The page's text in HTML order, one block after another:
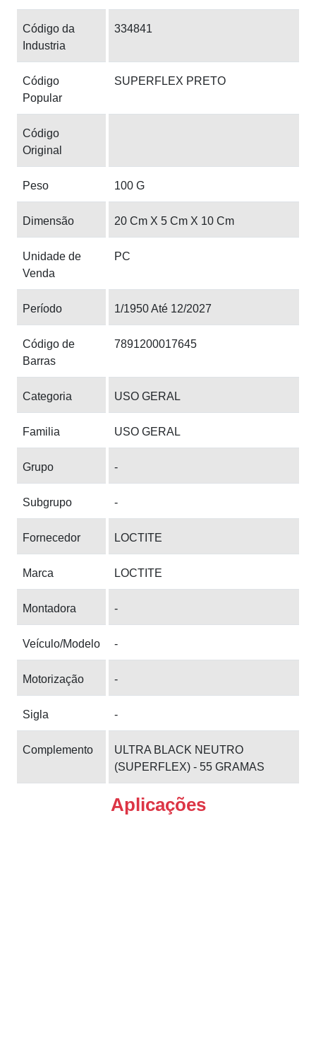
Código da
Industria
334841
Código
Popular
SUPERFLEX PRETO
Código
Original
Peso 100 G
Dimensão 20 Cm X 5 Cm X 10 Cm
Unidade de
Venda
PC
Período 1/1950 Até 12/2027
Código de
Barras
7891200017645
Categoria USO GERAL
Familia USO GERAL
Grupo -
Subgrupo -
Fornecedor LOCTITE
Marca LOCTITE
Montadora -
Veículo/Modelo -
Motorização -
Sigla -
Complemento
ULTRA BLACK NEUTRO
(SUPERFLEX) - 55 GRAMAS
Aplicações